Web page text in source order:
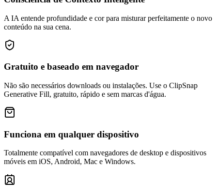
A IA entende profundidade e cor para misturar perfeitamente o novo
conteúdo na sua cena.
Gratuito e baseado em navegador
Não são necessários downloads ou instalações. Use o ClipSnap
Generative Fill, gratuito, rápido e sem marcas d'água.
Funciona em qualquer dispositivo
Totalmente compatível com navegadores de desktop e dispositivos
móveis em iOS, Android, Mac e Windows.